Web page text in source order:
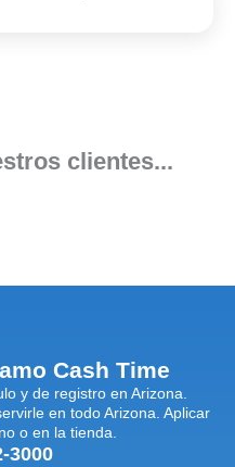
clientes...
Cash Time
y de registro en Arizona.
en todo Arizona. Aplicar
o en la tienda.
3000